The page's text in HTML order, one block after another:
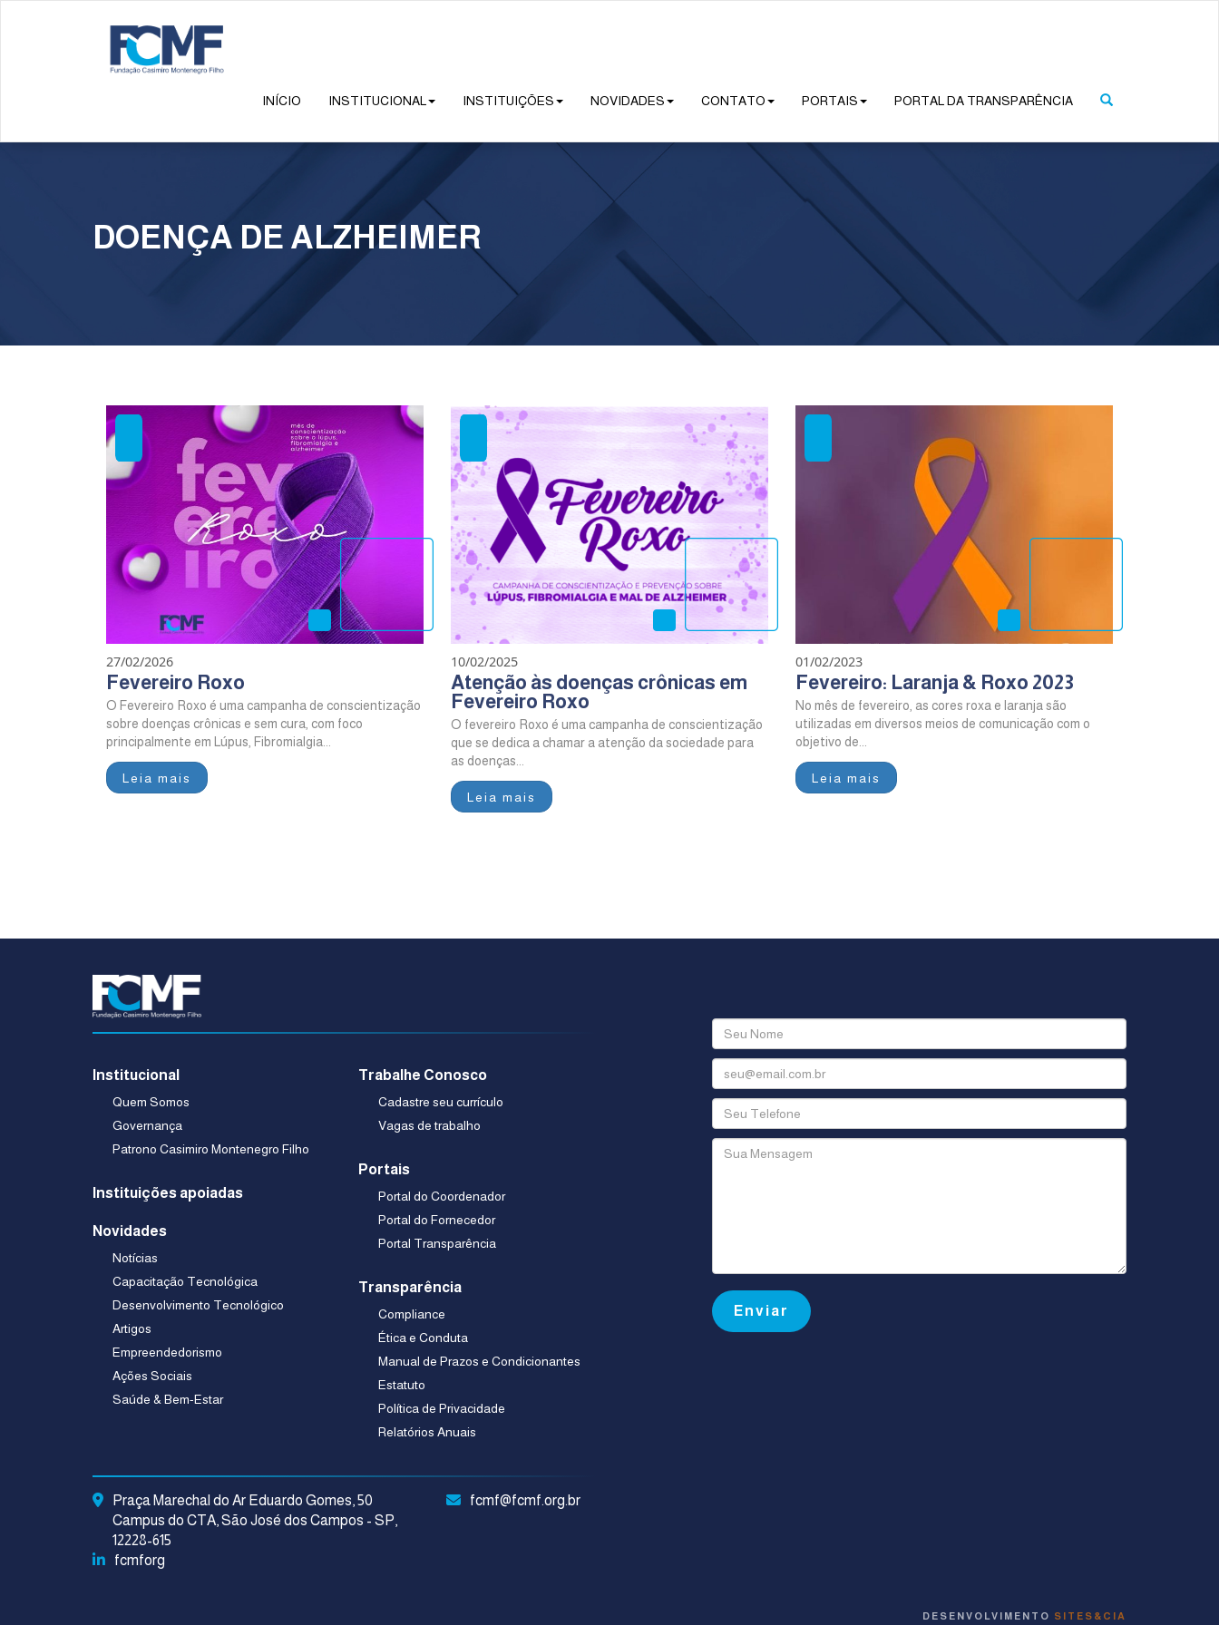
INÍCIO INSTITUCIONAL INSTITUIÇÕES NOVIDADES CONTATO PORTAIS PORTAL DA TRANSPARÊNCIA
⁠DOENÇA DE ALZHEIMER
27/02/2026
Fevereiro Roxo
O Fevereiro Roxo é uma campanha de conscientização
sobre doenças crônicas e sem cura, com foco
principalmente em Lúpus, Fibromialgia...
Leia mais
10/02/2025
Atenção às doenças crônicas em
Fevereiro Roxo
O fevereiro Roxo é uma campanha de conscientização
que se dedica a chamar a atenção da sociedade para
as doenças...
Leia mais
01/02/2023
Fevereiro: Laranja & Roxo 2023
No mês de fevereiro, as cores roxa e laranja são
utilizadas em diversos meios de comunicação com o
objetivo de...
Leia mais
Institucional
Quem Somos
Governança
Patrono Casimiro Montenegro Filho
Instituições apoiadas
Novidades
Notícias
Capacitação Tecnológica
Desenvolvimento Tecnológico
Artigos
Empreendedorismo
Ações Sociais
Saúde & Bem-Estar
Trabalhe Conosco
Cadastre seu currículo
Vagas de trabalho
Portais
Portal do Coordenador
Portal do Fornecedor
Portal Transparência
Transparência
Compliance
Ética e Conduta
Manual de Prazos e Condicionantes
Estatuto
Política de Privacidade
Relatórios Anuais
Praça Marechal do Ar Eduardo Gomes, 50
Campus do CTA, São José dos Campos - SP,
12228-615
fcmforg
fcmf@fcmf.org.br
DESENVOLVIMENTO SITES&CIA